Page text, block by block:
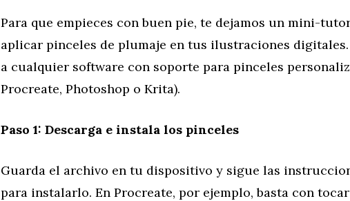
Para que empieces con buen pie, te dejamos un mini-
aplicar pinceles de plumaje en tus ilustraciones
a cualquier software con soporte para pinceles
Procreate, Photoshop o Krita).
Paso 1: Descarga e instala los pinceles
Guarda el archivo en tu dispositivo y sigue las
para instalarlo. En Procreate, por ejemplo, basta con